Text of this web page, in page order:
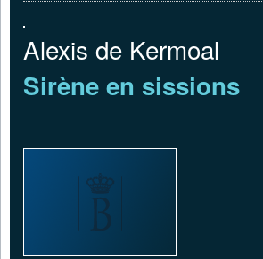
Alexis de Kermoal
Sirène en sissions